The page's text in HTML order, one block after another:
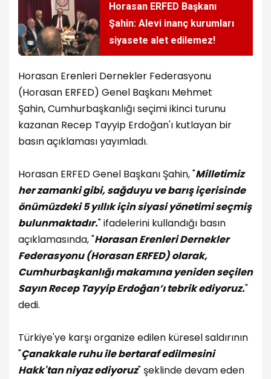
Horasan ERFED Başkanı
Şahin: Alevi inanç kurumları
siyasete alet edilemez!
Horasan Erenleri Dernekler Federasyonu
(Horasan ERFED) Genel Başkanı Mehmet
Şahin, Cumhurbaşkanlığı seçimi ikinci turunu
kazanan Recep Tayyip Erdoğan'ı kutlayan bir
basın açıklaması yayımladı.
Horasan ERFED Genel Başkanı Şahin, "Milletimiz
her zamanki gibi, sağduyu ve barış içerisinde
önümüzdeki 5 yıllık için siyasi yönetimi seçmiş
bulunmaktadır." ifadelerini kullandığı basın
açıklamasında, "Horasan Erenleri Dernekler
Federasyonu (Horasan ERFED) olarak,
Cumhurbaşkanlığı makamına yeniden seçilen
Sayın Recep Tayyip Erdoğan’ı tebrik ediyoruz."
dedi.
Türkiye'ye karşı organize edilen küresel saldırının
"Çanakkale ruhu ile bertaraf edilmesini
Hakk'tan niyaz ediyoruz" şeklinde devam eden